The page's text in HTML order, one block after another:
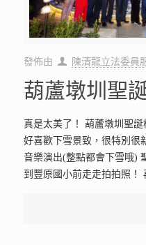
發佈由 陳清龍立法委員
葫蘆墩圳聖
真是太美了！ 葫蘆墩圳聖
好喜歡下雪景致，很特別很
音樂演出(整點都會下雪哦)
到豐原國小前走走拍拍照！